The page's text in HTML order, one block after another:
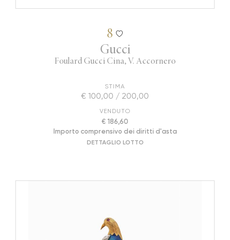
8
Gucci
Foulard Gucci Cina, V. Accornero
STIMA
€ 100,00 / 200,00
VENDUTO
€ 186,60
Importo comprensivo dei diritti d'asta
DETTAGLIO LOTTO